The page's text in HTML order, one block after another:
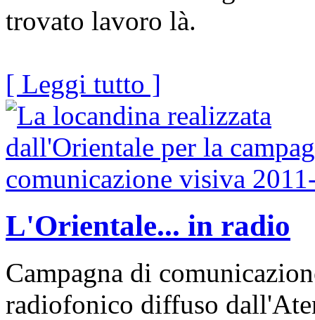
trovato lavoro là.
[ Leggi tutto ]
L'Orientale... in radio
Campagna di
radiofonico diffuso